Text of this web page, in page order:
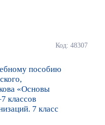
Код: 48307
пособию
«Основы
классов
7 класс